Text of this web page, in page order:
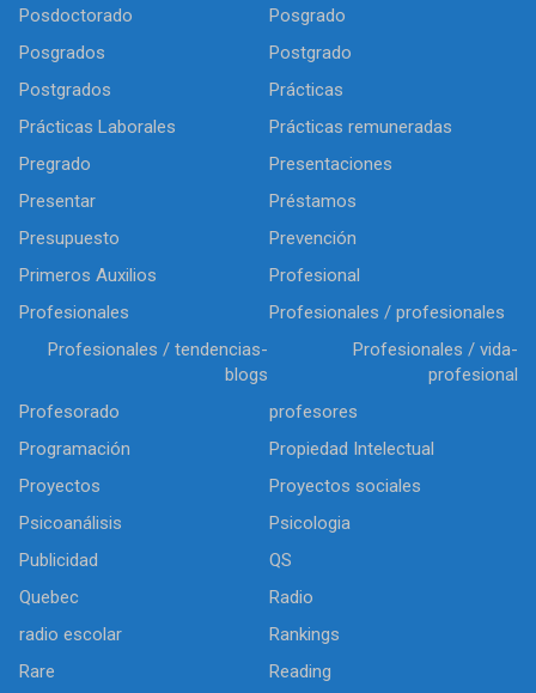
Posdoctorado
Posgrado
Posgrados
Postgrado
Postgrados
Prácticas
Prácticas Laborales
Prácticas remuneradas
Pregrado
Presentaciones
Presentar
Préstamos
Presupuesto
Prevención
Primeros Auxilios
Profesional
Profesionales
Profesionales / profesionales
Profesionales / tendencias-
blogs
Profesionales / vida-
profesional
Profesorado
profesores
Programación
Propiedad Intelectual
Proyectos
Proyectos sociales
Psicoanálisis
Psicologia
Publicidad
QS
Quebec
Radio
radio escolar
Rankings
Rare
Reading